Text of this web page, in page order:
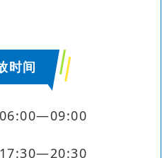
时间
06:00—09:00